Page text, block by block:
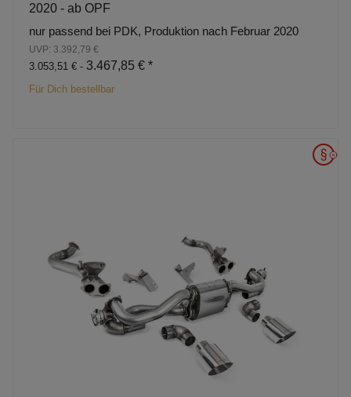
2020 - ab OPF
nur passend bei PDK, Produktion nach Februar 2020
UVP: 3.392,79 €
3.053,51 € - 3.467,85 € *
Für Dich bestellbar